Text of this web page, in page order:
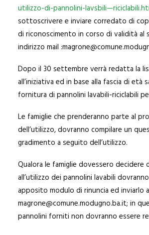
utilizzo-di-pannolini-
sottoscrivere e inviare corredato di
di riconoscimento in corso di validità al
indirizzo mail
Dopo il 30 settembre verrà redatta la
all’iniziativa ed in base alla fascia di età
fornitura di pannolini lavabili-riciclabili
Le famiglie che prenderanno parte al
dell’utilizzo, dovranno compilare un
gradimento a seguito dell’utilizzo.
Qualora le famiglie dovessero decidere
all’utilizzo dei pannolini lavabili
apposito modulo di rinuncia ed inviarlo
magrone@comune.modugno.ba.it; in
pannolini forniti non dovranno essere